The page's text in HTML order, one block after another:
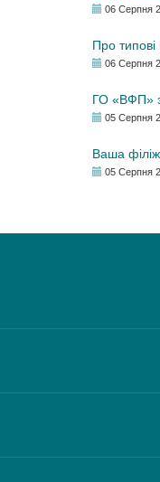
06 Серпня
Про типові
06 Серпня
ГО «ВФП»
05 Серпня
Ваша
05 Серпня